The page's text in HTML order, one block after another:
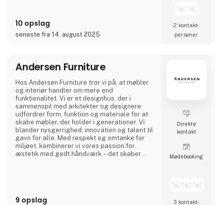
10 opslag
seneste fra 14. august 2025
2 kontakt­
personer
Andersen Furniture
Hos Andersen Furniture tror vi på, at møbler
og interiør handler om mere end
funktionalitet. Vi er et designhus, der i
sammenspil med arkitekter og designere
udfordrer form, funktion og materiale for at
skabe møbler, der holder i generationer. Vi
blander nysgerrighed, innovation og talent til
gavn for alle. Med respekt og omtanke for
miljøet, kombinerer vi vores passion for
æstetik med godt håndværk – det skaber
9 opslag
Direkte
kontakt
Møde­booking
3 kontakt­